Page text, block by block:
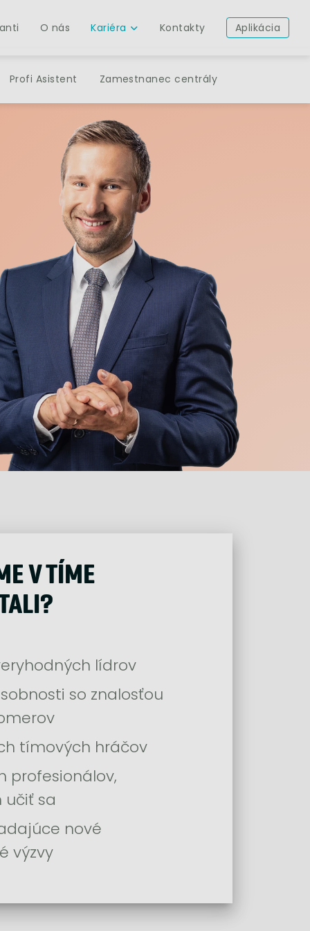
O nás Kariéra
Profi Asistent Zamestnanec centrály
Kontakty Aplikácia
V TÍME
lídrov
so znalosťou
tímových hráčov
profesionálov,
učiť sa
nové
výzvy